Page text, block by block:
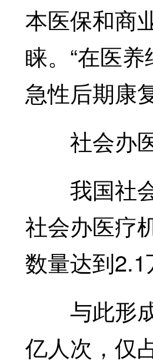
本医保和商
睐。“在医
急性后期康
社会办医
我国社会
社会办医疗
数量达到
与此形成
亿人次，仅